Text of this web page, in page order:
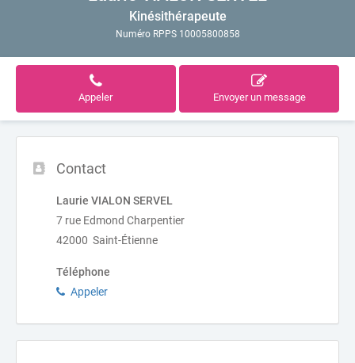
Kinésithérapeute
Numéro RPPS 10005800858
Appeler Envoyer un message
Contact
Laurie VIALON SERVEL
7 rue Edmond Charpentier
42000 Saint-Étienne
Téléphone
Appeler